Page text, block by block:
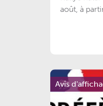
août, à
Avis